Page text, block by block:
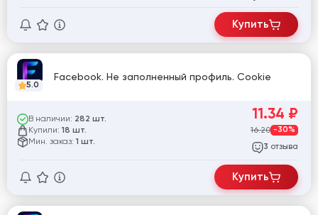
Купить
5.0
Facebook. Не заполненный профиль. Cookie
В наличии: 282 шт.
Купили: 18 шт.
Мин. заказ: 1 шт.
11.34 ₽
16.20 -30%
3 отзыва
Купить